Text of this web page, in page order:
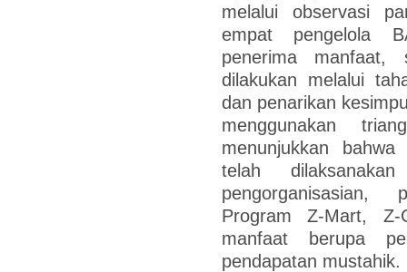
melalui observasi
empat pengelola
penerima manfaat,
dilakukan melalui
dan penarikan
menggunakan
menunjukkan
telah
pengorganisasian,
Program Z-Mart, Z-
manfaat berupa
pendapatan